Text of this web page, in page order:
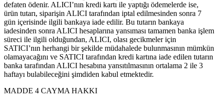
defaten ödenir. ALICI’nın kredi kartı ile yaptığı ödemelerde ise,
ürün tutarı, siparişin ALICI tarafından iptal edilmesinden sonra 7
gün içerisinde ilgili bankaya iade edilir. Bu tutarın bankaya
iadesinden sonra ALICI hesaplarına yansıması tamamen banka işlem
süreci ile ilgili olduğundan, ALICI, olası gecikmeler için
SATICI’nın herhangi bir şekilde müdahalede bulunmasının mümkün
olamayacağını ve SATICI tarafından kredi kartına iade edilen tutarın
banka tarafından ALICI hesabına yansıtılmasının ortalama 2 ile 3
haftayı bulabileceğini şimdiden kabul etmektedir.
MADDE 4 CAYMA HAKKI